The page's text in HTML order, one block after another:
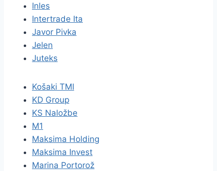
Inles
Intertrade Ita
Javor Pivka
Jelen
Juteks
Košaki TMI
KD Group
KS Naložbe
M1
Maksima Holding
Maksima Invest
Marina Portorož